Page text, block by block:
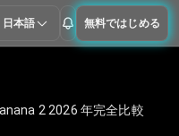
日本語 無料ではじめる
2 2026 年完全比較